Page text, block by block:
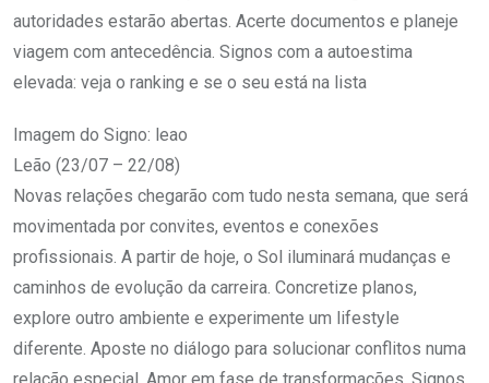
autoridades estarão abertas. Acerte documentos e planeje
viagem com antecedência. Signos com a autoestima
elevada: veja o ranking e se o seu está na lista
Imagem do Signo: leao
Leão (23/07 – 22/08)
Novas relações chegarão com tudo nesta semana, que será
movimentada por convites, eventos e conexões
profissionais. A partir de hoje, o Sol iluminará mudanças e
caminhos de evolução da carreira. Concretize planos,
explore outro ambiente e experimente um lifestyle
diferente. Aposte no diálogo para solucionar conflitos numa